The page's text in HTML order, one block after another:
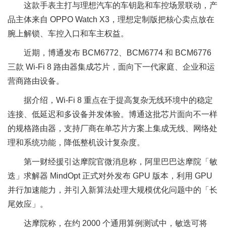
这款手表主打与理想汽车的车钥匙和车控场景联动，产
品主体来自 OPPO Watch X3，理想定制版把核心卖点放在
腕上解锁、车控入口和车主权益。
近期，博通发布 BCM6772、BCM6774 和 BCM6776
三款 Wi-Fi 8 路由器集成芯片，面向下一代家庭、企业和运
营商路由设备。
据介绍，Wi-Fi 8 重点在于提高复杂无线环境中的稳定
连接、低延迟和多设备并发体验。博通这批芯片面向不一样
的规格路由器，支持厂商在单芯片方案上集成无线、网络处
理和系统功能，降低整机设计复杂度。
第一财经援引达摩院官微消息称，阿里巴巴达摩院「敏
迭」求解器 MindOpt 正式对外发布 GPU 版本，利用 GPU
并行加速能力，并引入新算法处理大规模优化问题中的「长
尾效应」。
达摩院称，在约 2000 个通用算例测试中，敏迭可将